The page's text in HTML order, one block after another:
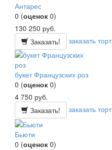
Антарес
0 (оценок 0)
130 250 руб.
Заказать!
заказать торт
букет Французских роз
0 (оценок 0)
4 750 руб.
Заказать!
заказать торт
Бьюти
0 (оценок 0)